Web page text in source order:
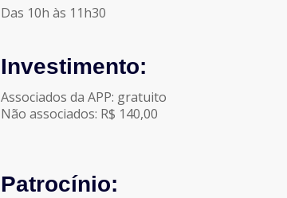
Das 10h às 11h30
Investimento:
Associados da APP: gratuito
Não associados: R$ 140,00
Patrocínio: